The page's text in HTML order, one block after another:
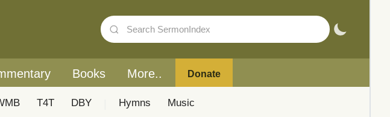
Books More.. Donate
T4T DBY Hymns Music